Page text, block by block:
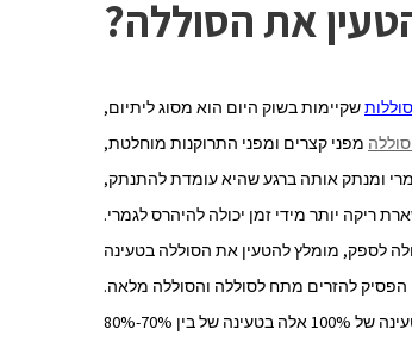
את הסוללה?
שקיימות בשוק היום הוא מסוג ליתיום,
מפני קצרים ומפני התרוקנות מוחלטת,
ומנתק אותה ברגע שהיא עומדת להתנתק,
ריקה יותר מידי זמן יכולה להיהרס לגמרי.
לספק, מומלץ להטעין את הסוללה בטעינה
הפסיק להזרים מתח לסוללה והסוללה מלאה.
70%-80%